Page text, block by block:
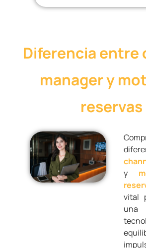
Diferencia entre
manager y
reservas
y
vital
una